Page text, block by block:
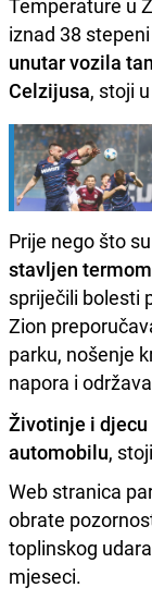
iznad 38
unutar vozila
Celzijusa, stoji
Prije nego što
stavljen
spriječili bolesti
Zion
parku, nošenje
napora i
Životinje i
automobilu,
Web stranica
obrate
toplinskog
mjeseci.